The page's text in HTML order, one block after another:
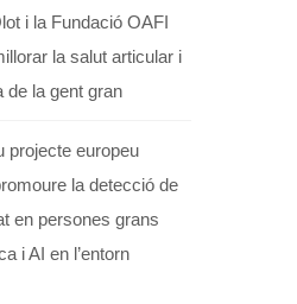
i la Fundació OAFI
la salut articular i
de la gent gran
projecte europeu
la detecció de
en persones grans
i AI en l’entorn